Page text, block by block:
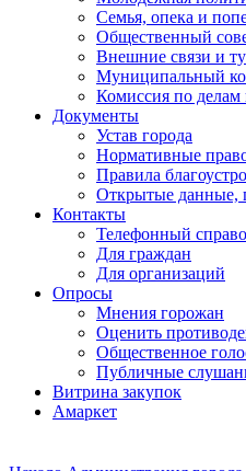
Семья, опека и
Общественный
Внешние связи и
Муниципальный
Комиссия по делам
Документы
Устав города
Нормативные
Правила
Открытые данные,
Контакты
Телефонный
Для граждан
Для организаций
Опросы
Мнения горожан
Оценить
Общественное
Публичные
Витрина закупок
Амаркет